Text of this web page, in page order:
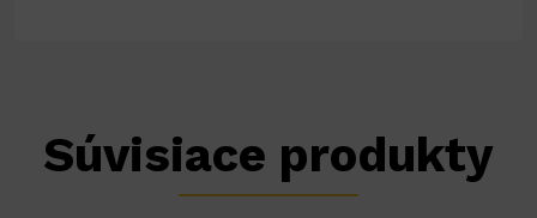
Súvisiace produkty